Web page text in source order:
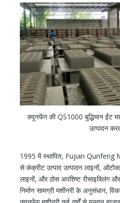
क्यूनफेंग की QS1000 बुद्धिमान ईंट
उत्पादन
1995 में स्थापित, Fujian
से कंक्रीट उत्पाद उत्पादन लाइनों,
लाइनों, और ठोस अपशिष्ट रीसाइक्लिंग
निर्माण सामग्री मशीनरी के अनुसंधान,